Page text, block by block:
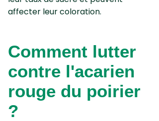
affecter leur coloration.
Comment lutter
contre l'acarien
rouge du poirier
?